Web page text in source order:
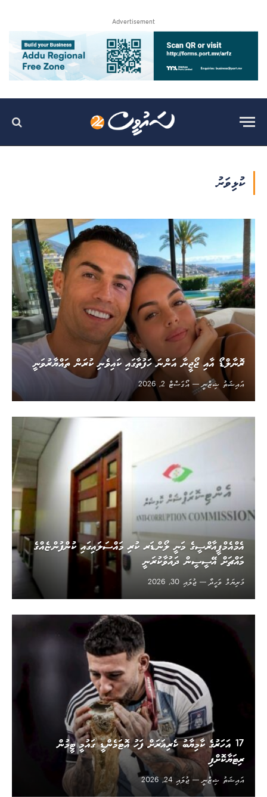
Advertisement
ކުޅިވަރު
ރޮނާލްޑޯ އާއި ޖޯޖީނާ އަންނަ ހަފުތާގައި ކައިވެނި ކުރަން ތައްޔާރުވަނީ
އައިޝަތު ޝިޒްނީ
އޯގަސްޓް 2, 2026
އެމްއެމްޕީއާރްސީގެ މަނީ ލޯންޑަރ ކުރި މައްސަލައިގައި ކުންފުންޏެއްގެ
މައްޗަށް އޭސީސީން ދައުވާކުރަނީ
މަރިޔަމް ވަހީދާ
ޖުލައި 30, 2026
17 އަހަރުގެ ކާމިޔާބު ކެރިއަރަށް ފަހު އޮޓަމެންޑީ ގައުމީ ޓީމުން
ރިޓަޔާކޮށްފި
އައިޝަތު ޝިޒްނީ
ޖުލައި 24, 2026